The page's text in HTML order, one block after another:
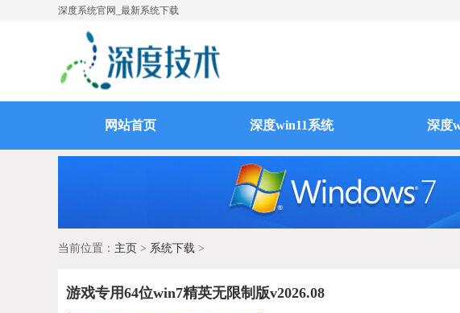
深度系统官网_最新系统下载
网站首页 深度win11系统 深度
当前位置： 主页 > 系统下载 >
游戏专用64位win7精英无限制版v2026.08